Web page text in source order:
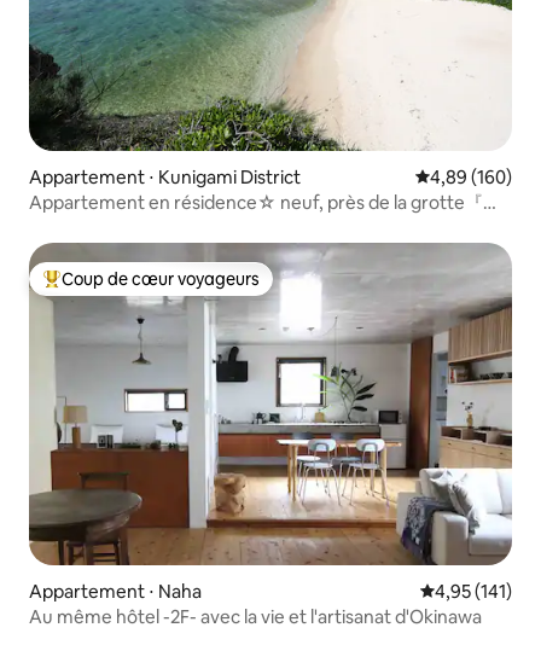
Appartement ⋅ Kunigami District Évaluation
4,89 (160)
Appartement en résidence☆ neuf, près de la grotte『
Coups de cœur voyageurs les plus appréciés
Coup de cœur voyageurs
Appartement ⋅ Naha Évaluation
4,95 (141)
Au même hôtel -2F- avec la vie et l'artisanat d'Okinawa